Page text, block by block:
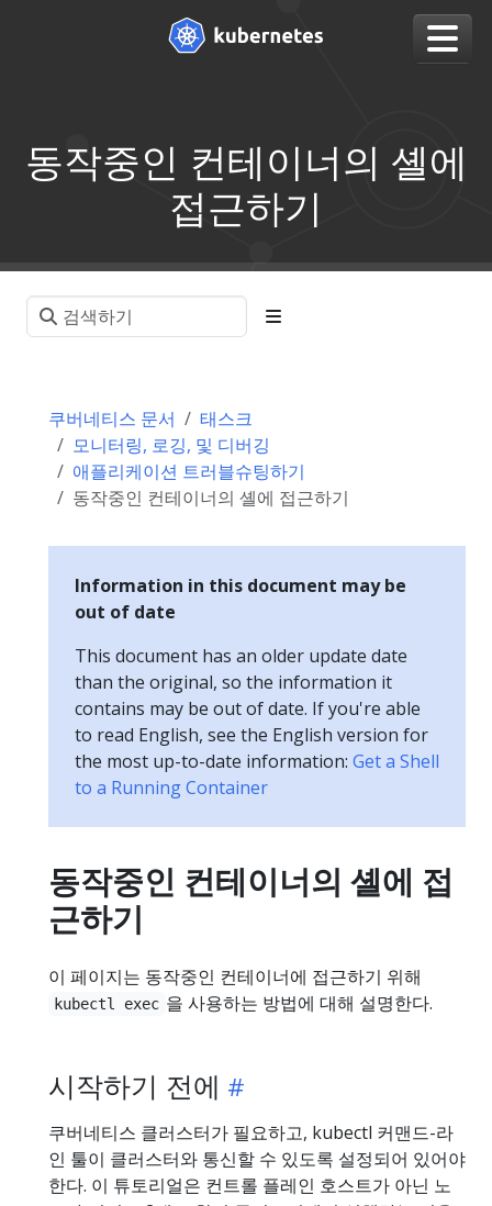
동작중인 컨테이너의 셸에
접근하기
쿠버네티스 문서
태스크
모니터링, 로깅, 및 디버깅
애플리케이션 트러블슈팅하기
동작중인 컨테이너의 셸에 접근하기
Information in this document may be
out of date
This document has an older update date
than the original, so the information it
contains may be out of date. If you're able
to read English, see the English version for
the most up-to-date information: Get a Shell
to a Running Container
동작중인 컨테이너의 셸에 접
근하기
이 페이지는 동작중인 컨테이너에 접근하기 위해
kubectl exec 을 사용하는 방법에 대해 설명한다.
시작하기 전에
쿠버네티스 클러스터가 필요하고, kubectl 커맨드-라
인 툴이 클러스터와 통신할 수 있도록 설정되어 있어야
한다. 이 튜토리얼은 컨트롤 플레인 호스트가 아닌 노